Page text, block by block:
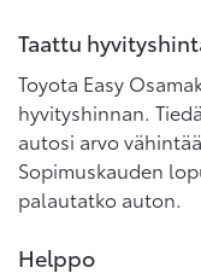
Taattu
Toyota Easy
hyvityshinnan.
autosi arvo
Sopimuskauden
palautatko auton.
Helppo